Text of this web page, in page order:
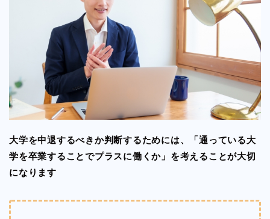
大学を中退するべきか判断するためには、「通っている大
学を卒業することでプラスに働くか」を考えることが大切
になります